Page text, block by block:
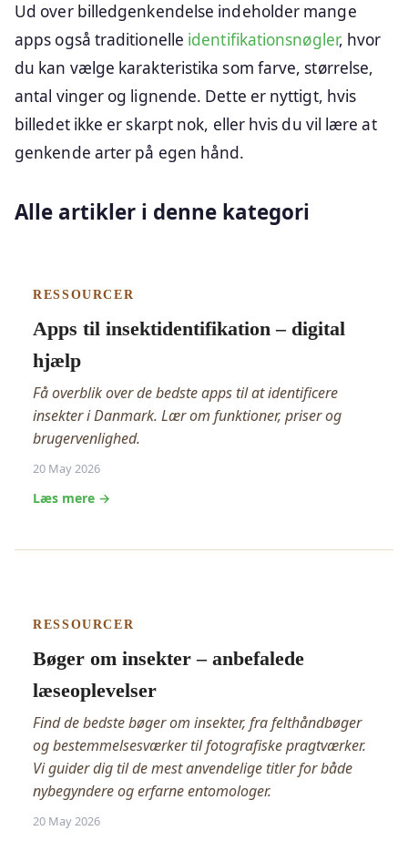
Ud over billedgenkendelse indeholder mange
apps også traditionelle identifikationsnøgler, hvor
du kan vælge karakteristika som farve, størrelse,
antal vinger og lignende. Dette er nyttigt, hvis
billedet ikke er skarpt nok, eller hvis du vil lære at
genkende arter på egen hånd.
Alle artikler i denne kategori
RESSOURCER
Apps til insektidentifikation – digital
hjælp
Få overblik over de bedste apps til at identificere
insekter i Danmark. Lær om funktioner, priser og
brugervenlighed.
20 May 2026
Læs mere →
RESSOURCER
Bøger om insekter – anbefalede
læseoplevelser
Find de bedste bøger om insekter, fra felthåndbøger
og bestemmelsesværker til fotografiske pragtværker.
Vi guider dig til de mest anvendelige titler for både
nybegyndere og erfarne entomologer.
20 May 2026